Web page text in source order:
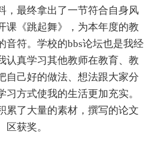
，最终拿出了一节符合自身风
课《跳起舞》，为本年度的教
音符。学校的bbs论坛也是我经
认真学习其他教师在教育、教
自己好的做法、想法跟大家分
方式使我的生活更加充实。
累了大量的素材，撰写的论文
区获奖。